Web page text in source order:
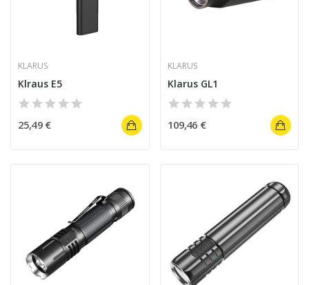
KLARUS
Klraus E5
25,49 €
KLARUS
Klarus GL1
109,46 €